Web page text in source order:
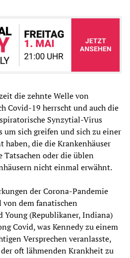
die zehnte Welle von
Covid-19 herrscht und auch die
Synzytial-Virus
um sich greifen und sich zu einer
haben, die die Krankenhäuser
Tatsachen oder die üblen
nicht einmal erwähnt.
der Corona-Pandemie
dem fanatischen
Young (Republikaner, Indiana)
Covid, was Kennedy zu einem
Versprechen veranlasste,
oft lähmenden Krankheit zu